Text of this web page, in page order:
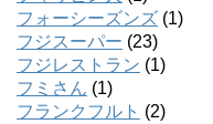
フォーシーズンズ (1)
フジスーパー (23)
フジレストラン (1)
フミさん (1)
フランクフルト (2)